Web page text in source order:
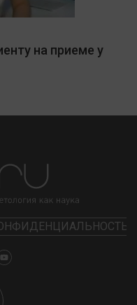
на приеме у